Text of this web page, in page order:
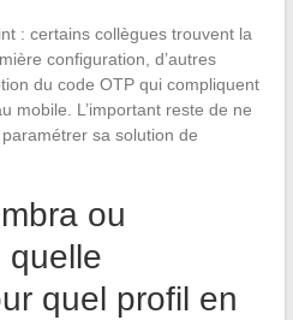
: certains collègues trouvent la
configuration, d’autres
du code OTP qui compliquent
mobile. L’important reste de ne
sa solution de
ou
quelle
quel profil en